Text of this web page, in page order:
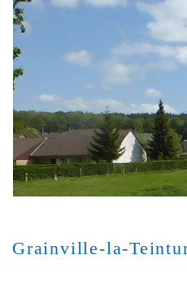
Aller
au
contenu
Grainville-la-